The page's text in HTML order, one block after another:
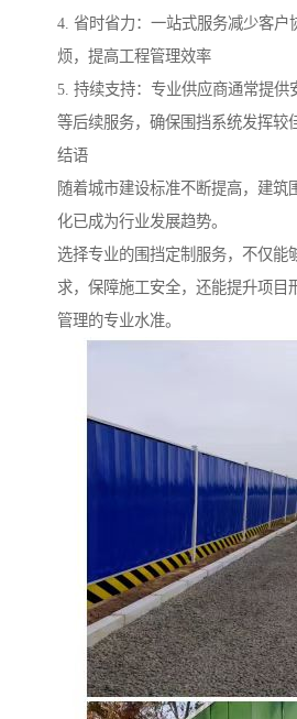
4. 省时省力：一站式服务减少客户
烦，提高工程管理效率
5. 持续支持：专业供应商通常提供
等后续服务，确保围挡系统发挥较
结语
随着城市建设标准不断提高，建筑
化已成为行业发展趋势。
选择专业的围挡定制服务，不仅能
求，保障施工安全，还能提升项目
管理的专业水准。